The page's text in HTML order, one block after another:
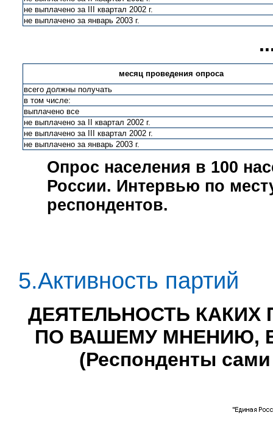
не выплачено за III квартал 2002 г.
не выплачено за январь 2003 г.
месяц проведения опроса
всего должны получать
в том числе:
выплачено все
не выплачено за II квартал 2002 г.
не выплачено за III квартал 2002 г.
не выплачено за январь 2003 г.
Опрос населения в 100
России. Интервью по
респондентов.
5.Активность партий
ДЕЯТЕЛЬНОСТЬ КАКИХ
ПО ВАШЕМУ МНЕНИЮ,
(Респонденты